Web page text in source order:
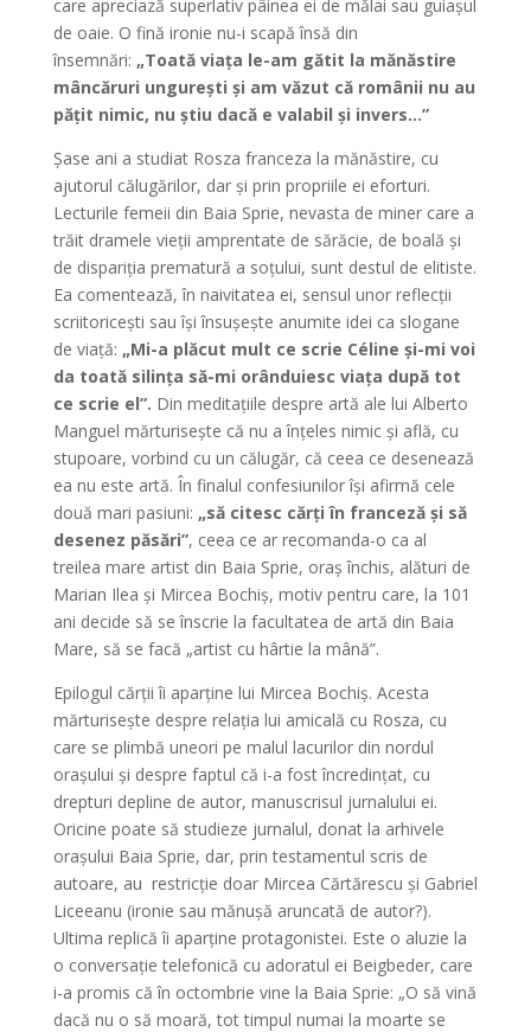
care apreciază superlativ pâinea ei de mălai sau guiașul
de oaie. O fină ironie nu-i scapă însă din
însemnări: „Toată viața le-am gătit la mănăstire
mâncăruri ungurești și am văzut că românii nu au
pățit nimic, nu știu dacă e valabil și invers…”
Șase ani a studiat Rosza franceza la mănăstire, cu
ajutorul călugărilor, dar și prin propriile ei eforturi.
Lecturile femeii din Baia Sprie, nevasta de miner care a
trăit dramele vieții amprentate de sărăcie, de boală și
de dispariția prematură a soțului, sunt destul de elitiste.
Ea comentează, în naivitatea ei, sensul unor reflecții
scriitoricești sau își însuşește anumite idei ca slogane
de viață: „Mi-a plăcut mult ce scrie Céline și-mi voi
da toată silința să-mi orânduiesc viața după tot
ce scrie el”. Din meditațiile despre artă ale lui Alberto
Manguel mărturisește că nu a înțeles nimic și află, cu
stupoare, vorbind cu un călugăr, că ceea ce desenează
ea nu este artă. În finalul confesiunilor își afirmă cele
două mari pasiuni: „să citesc cărți în franceză și să
desenez păsări”, ceea ce ar recomanda-o ca al
treilea mare artist din Baia Sprie, oraș închis, alături de
Marian Ilea și Mircea Bochiș, motiv pentru care, la 101
ani decide să se înscrie la facultatea de artă din Baia
Mare, să se facă „artist cu hârtie la mână”.
Epilogul cărții îi aparține lui Mircea Bochiș. Acesta
mărturisește despre relația lui amicală cu Rosza, cu
care se plimbă uneori pe malul lacurilor din nordul
orașului și despre faptul că i-a fost încredințat, cu
drepturi depline de autor, manuscrisul jurnalului ei.
Oricine poate să studieze jurnalul, donat la arhivele
orașului Baia Sprie, dar, prin testamentul scris de
autoare, au restricție doar Mircea Cărtărescu și Gabriel
Liceeanu (ironie sau mănușă aruncată de autor?).
Ultima replică îi aparține protagonistei. Este o aluzie la
o conversație telefonică cu adoratul ei Beigbeder, care
i-a promis că în octombrie vine la Baia Sprie: „O să vină
dacă nu o să moară, tot timpul numai la moarte se